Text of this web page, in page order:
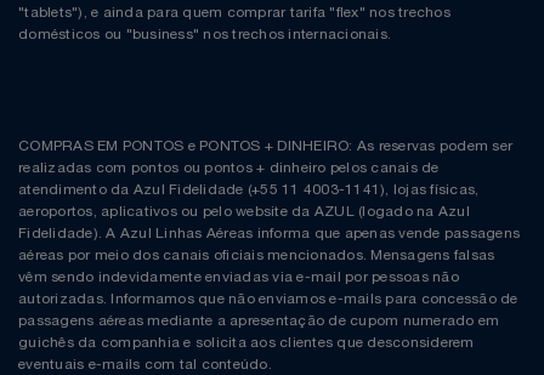
"tablets"), e ainda para quem comprar tarifa "flex" nos trechos
domésticos ou "business" nos trechos internacionais.
COMPRAS EM PONTOS e PONTOS + DINHEIRO: As reservas podem ser
realizadas com pontos ou pontos + dinheiro pelos canais de
atendimento da Azul Fidelidade (+55 11 4003-1141), lojas físicas,
aeroportos, aplicativos ou pelo website da AZUL (logado na Azul
Fidelidade). A Azul Linhas Aéreas informa que apenas vende passagens
aéreas por meio dos canais oficiais mencionados. Mensagens falsas
vêm sendo indevidamente enviadas via e-mail por pessoas não
autorizadas. Informamos que não enviamos e-mails para concessão de
passagens aéreas mediante a apresentação de cupom numerado em
guichês da companhia e solicita aos clientes que desconsiderem
eventuais e-mails com tal conteúdo.